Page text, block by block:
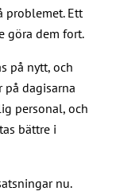
problemet. Ett
göra dem fort.
på nytt, och
dagisarna
personal, och
bättre i
nu.